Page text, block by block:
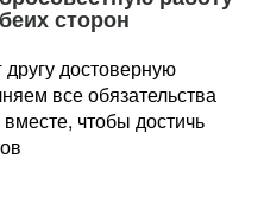
сторон
достоверную
все обязательства
чтобы достичь